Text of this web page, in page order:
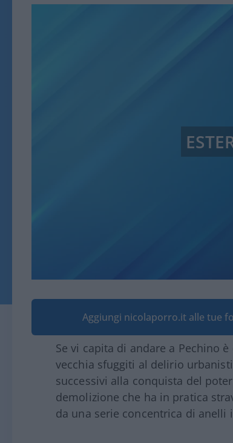
Aggiungi nicolaporro.it alle tue
Se vi capita di andare a Pechino
vecchia sfuggiti al delirio
successivi alla conquista del
demolizione che ha in pratica
da una serie concentrica di